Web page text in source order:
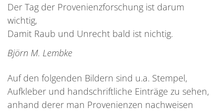
Der Tag der Provenienzforschung ist darum
wichtig,
Damit Raub und Unrecht bald ist nichtig.
Björn M. Lembke
Auf den folgenden Bildern sind u.a. Stempel,
Aufkleber und handschriftliche Einträge zu sehen,
anhand derer man Provenienzen nachweisen